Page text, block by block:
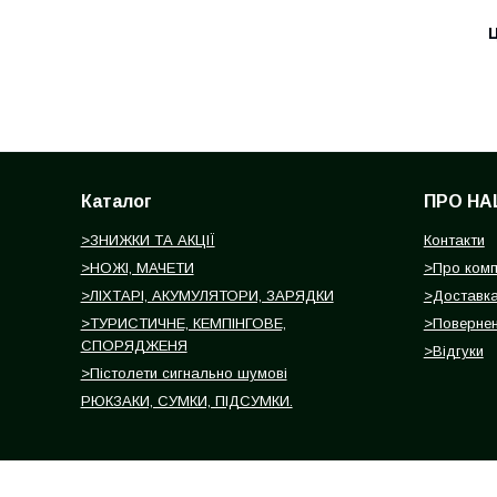
Каталог
>ЗНИЖКИ ТА АКЦІЇ
>НОЖІ, МАЧЕТИ
>ЛІХТАРІ, АКУМУЛЯТОРИ, ЗАРЯДКИ
>ТУРИСТИЧНЕ, КЕМПІНГОВЕ,
СПОРЯДЖЕНЯ
>Пістолети сигнально шумові
РЮКЗАКИ, СУМКИ, ПІДСУМКИ.
ПРО
Контакти
>Про
>Відгуки